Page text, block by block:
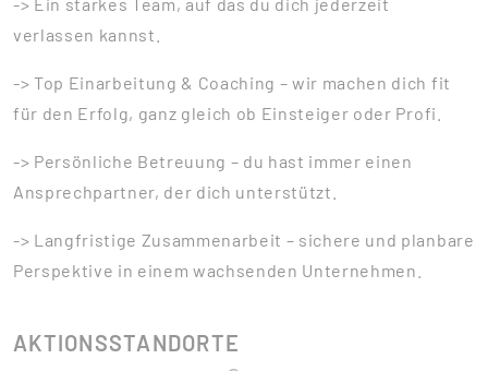
verlassen kannst.
-> Top Einarbeitung & Coaching – wir machen dich fit
für den Erfolg, ganz gleich ob Einsteiger oder Profi.
-> Persönliche Betreuung – du hast immer einen
Ansprechpartner, der dich unterstützt.
-> Langfristige Zusammenarbeit – sichere und planbare
Perspektive in einem wachsenden Unternehmen.
AKTIONSSTANDORTE